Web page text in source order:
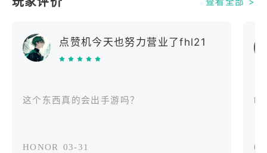
点赞机今天也努力营业了fhl21
这个东西真的会出手游吗？
HONOR 03-31